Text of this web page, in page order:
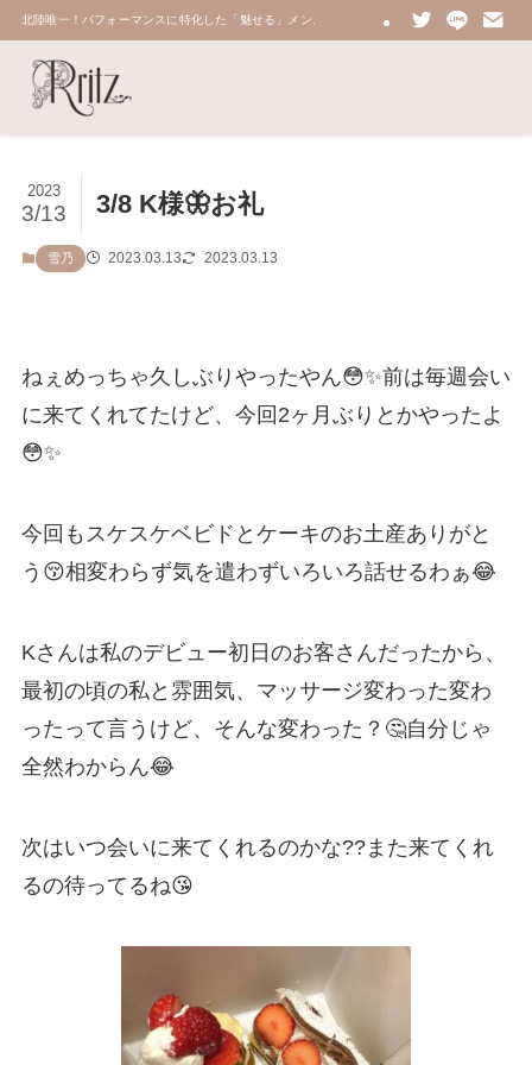
北陸唯一！パフォーマンスに特化した「魅せる」メンズエステ 鼠蹊部・密着・総合技術力
3/8 K様🦋お礼
2023
3/13
雪乃 2023.03.13 2023.03.13
ねぇめっちゃ久しぶりやったやん😳✨前は毎週会い
に来てくれてたけど、今回2ヶ月ぶりとかやったよ
😳✨
今回もスケスケベビドとケーキのお土産ありがと
う😚相変わらず気を遣わずいろいろ話せるわぁ😂
Kさんは私のデビュー初日のお客さんだったから、
最初の頃の私と雰囲気、マッサージ変わった変わ
ったって言うけど、そんな変わった？🤔自分じゃ
全然わからん😂
次はいつ会いに来てくれるのかな??また来てくれ
るの待ってるね😘